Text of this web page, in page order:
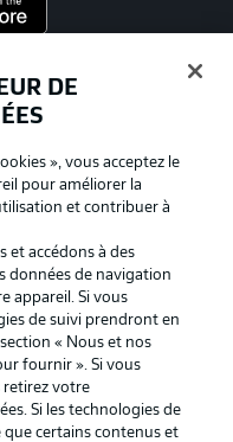
Conditions d’utilisation des
Gérer mes préférences
DE
», vous acceptez le
pour améliorer la
et contribuer à
et accédons à des
données de navigation
appareil. Si vous
de suivi prendront en
« Nous et nos
fournir ». Si vous
retirez votre
Si les technologies de
que certains contenus et